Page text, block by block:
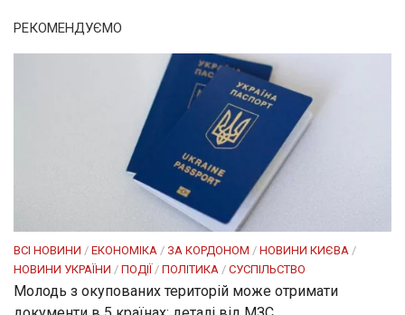
РЕКОМЕНДУЄМО
ВСІ НОВИНИ / ЕКОНОМІКА / ЗА КОРДОНОМ / НОВИНИ КИЄВА /
НОВИНИ УКРАЇНИ / ПОДІЇ / ПОЛІТИКА / СУСПІЛЬСТВО
Молодь з окупованих територій може отримати